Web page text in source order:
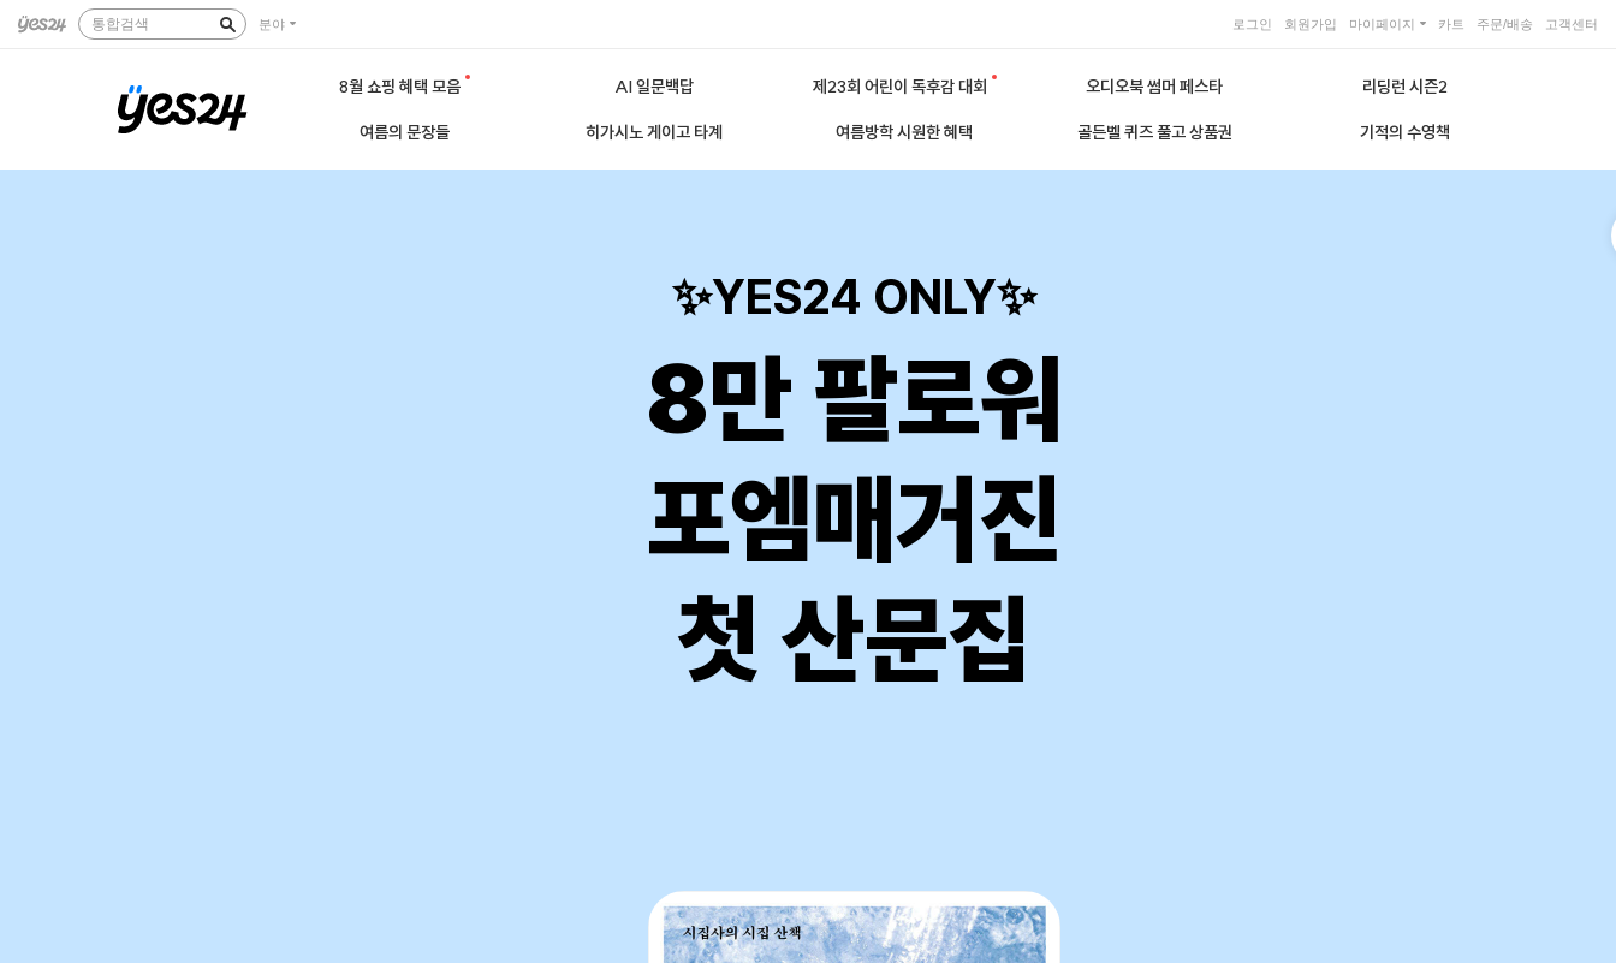
통합검색 분야 로그인 회원가입 마이페이지 카트 주문/배송 고객센터
8월 쇼핑 혜택 모음 AI 일문백답 제23회 어린이 독후감 대회 오디오북 썸머 페스타 리딩런 시즌2
여름의 문장들 히가시노 게이고 타계 여름방학 시원한 혜택 골든벨 퀴즈 풀고 상품권 기적의 수영책
✨YES24 ONLY✨
8만 팔로워
포엠매거진
첫 산문집